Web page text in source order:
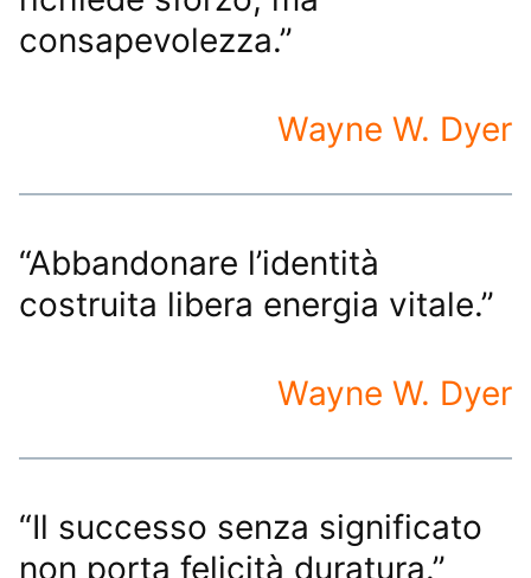
consapevolezza.”
Wayne W. Dyer
“Abbandonare l’identità
costruita libera energia vitale.”
Wayne W. Dyer
“Il successo senza significato
non porta felicità duratura.”